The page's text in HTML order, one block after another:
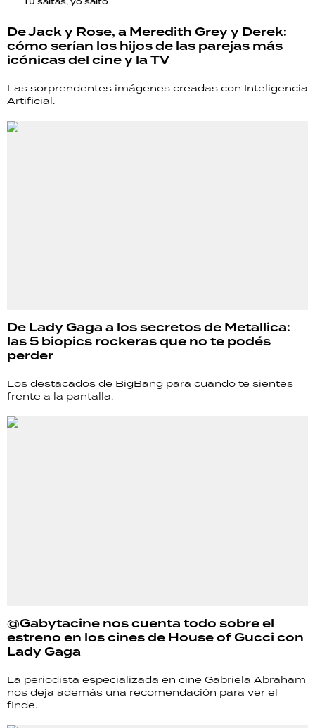
De Jack y Rose, a Meredith Grey y Derek:
cómo serían los hijos de las parejas más
icónicas del cine y la TV
Las sorprendentes imágenes creadas con Inteligencia
Artificial.
De Lady Gaga a los secretos de Metallica:
las 5 biopics rockeras que no te podés
perder
Los destacados de BigBang para cuando te sientes
frente a la pantalla.
@Gabytacine nos cuenta todo sobre el
estreno en los cines de House of Gucci con
Lady Gaga
La periodista especializada en cine Gabriela Abraham
nos deja además una recomendación para ver el
finde.